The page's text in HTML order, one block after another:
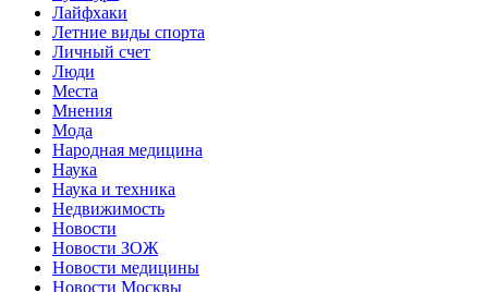
Лайфхаки
Летние виды спорта
Личный счет
Люди
Места
Мнения
Мода
Народная медицина
Наука
Наука и техника
Недвижимость
Новости
Новости ЗОЖ
Новости медицины
Новости Москвы